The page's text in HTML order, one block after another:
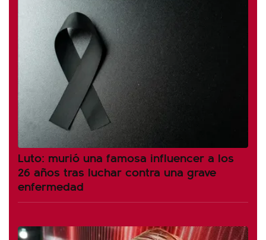
Luto: murió una famosa influencer a los
26 años tras luchar contra una grave
enfermedad